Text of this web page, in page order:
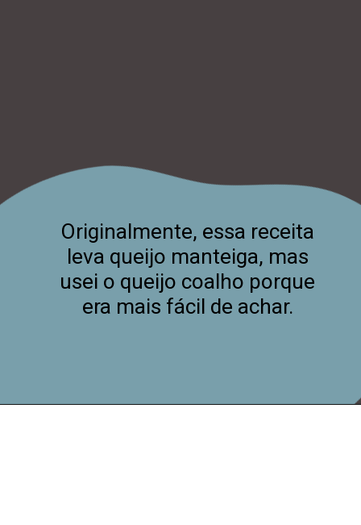
Originalmente, essa receita
leva queijo manteiga, mas
usei o queijo coalho porque
era mais fácil de achar.